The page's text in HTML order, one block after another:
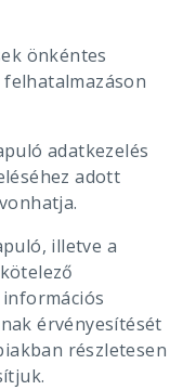
önkéntes
adatkezelés
adott
illetve a
érvényesítését
részletesen